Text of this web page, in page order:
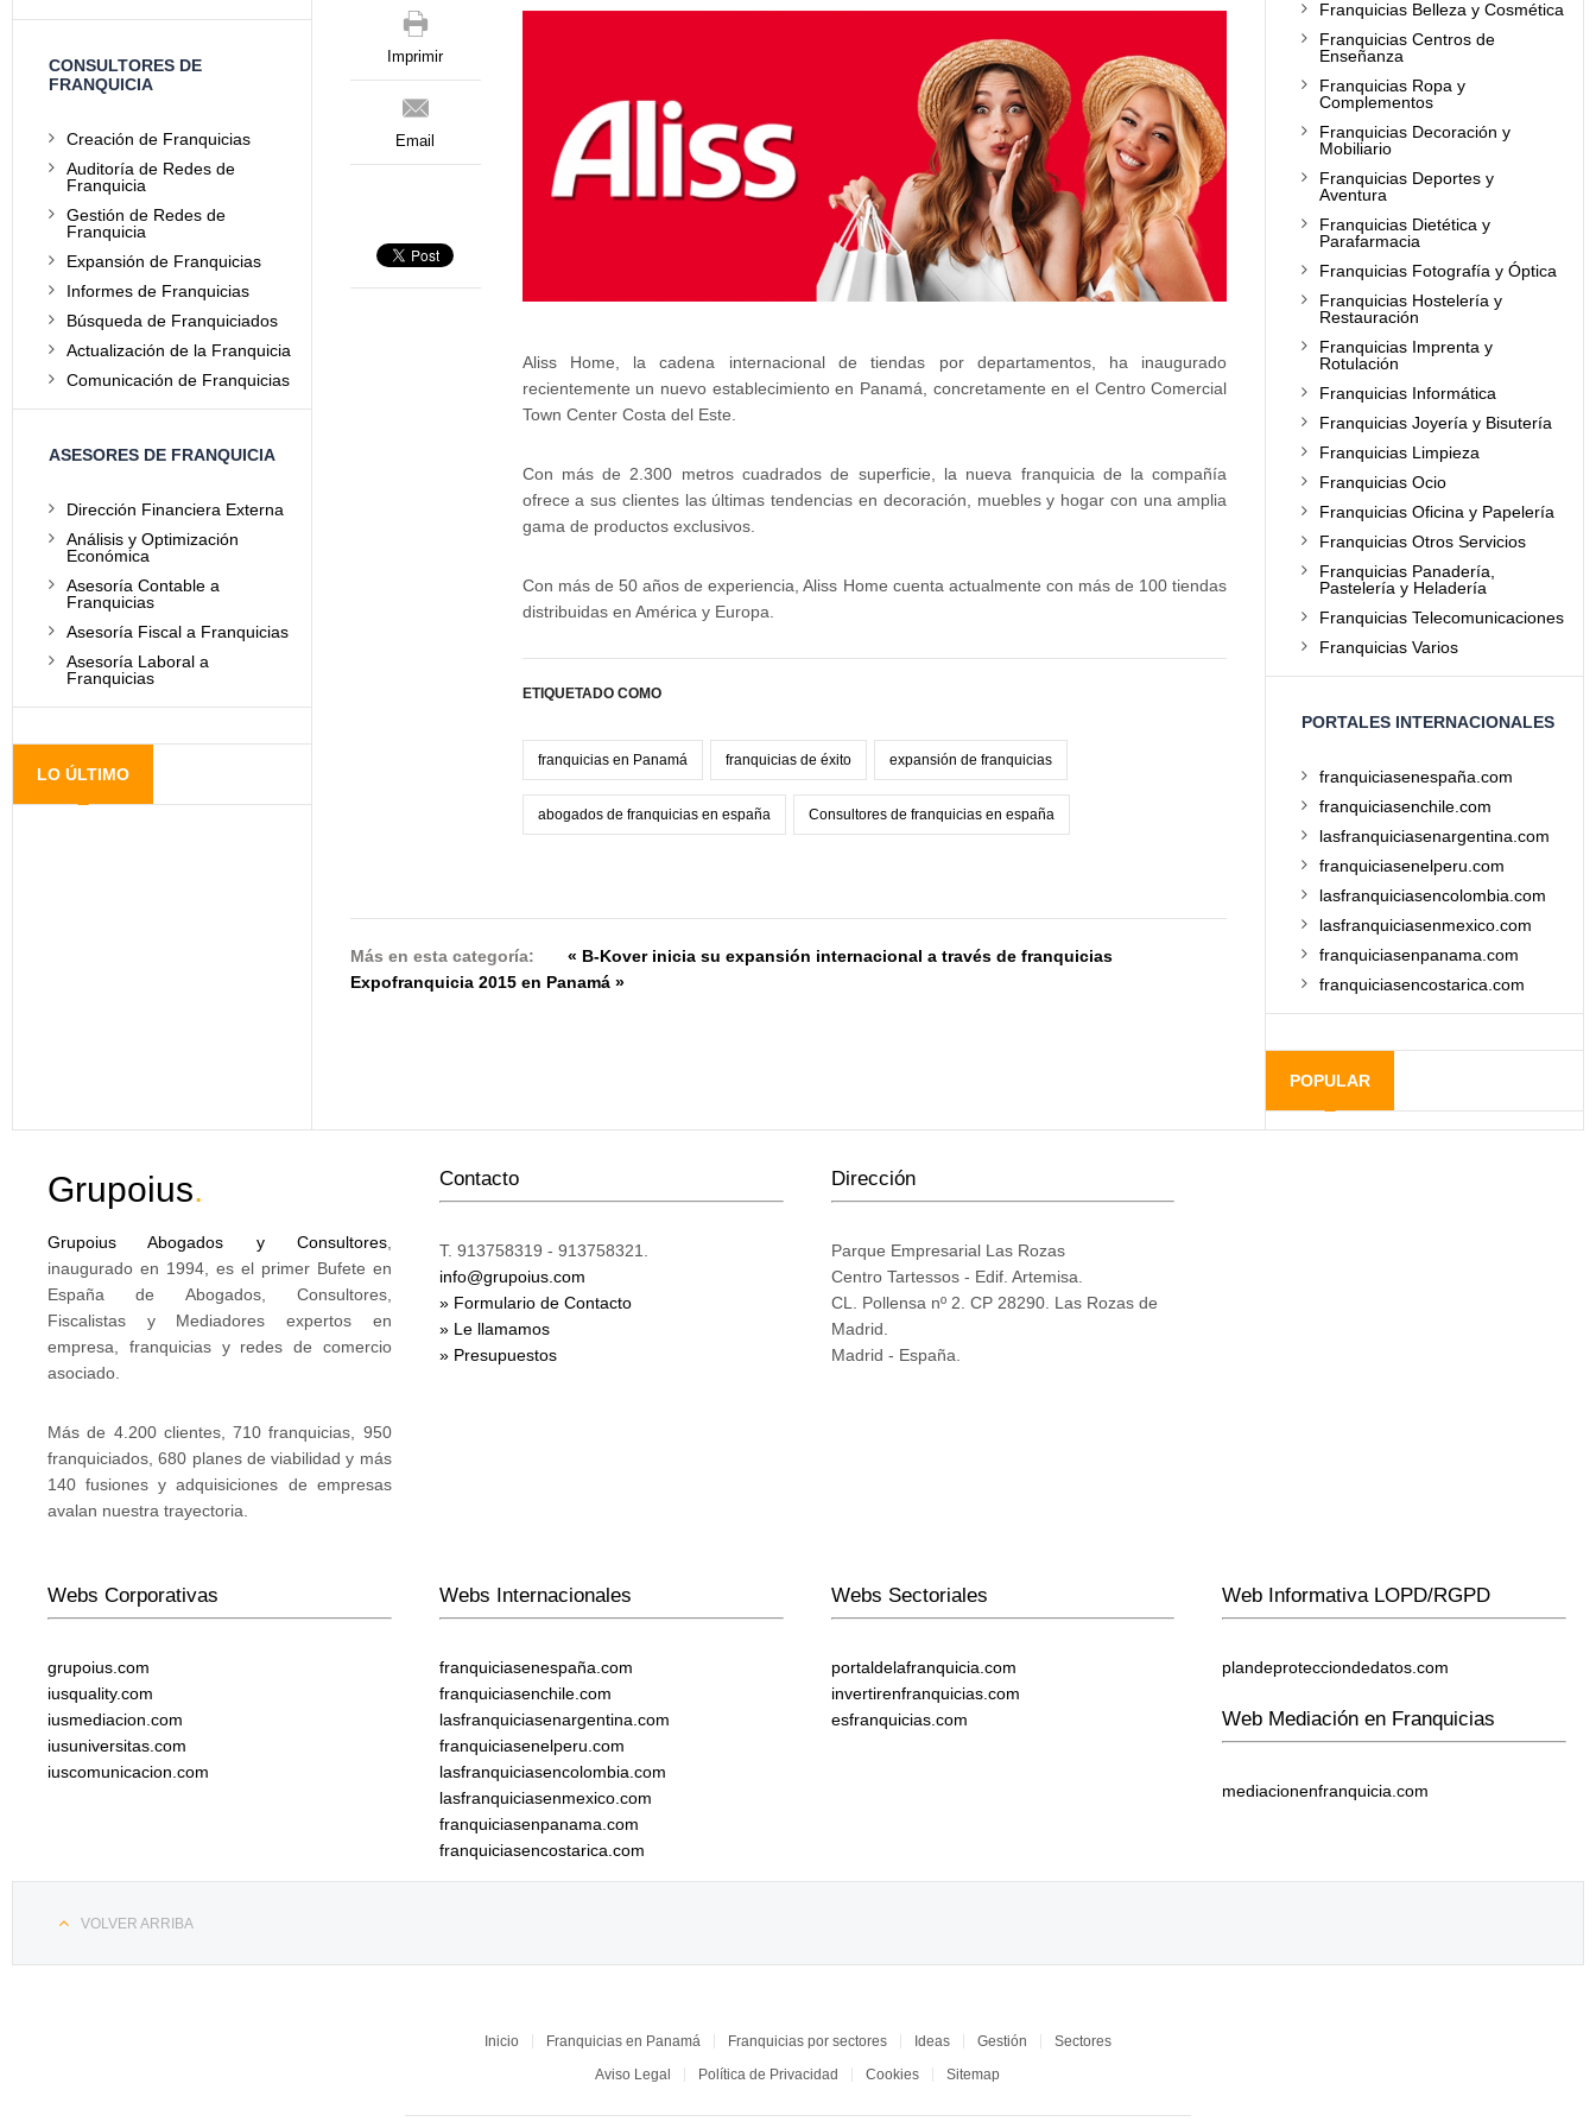
Aliss Home, la cadena internacional de tiendas por departamentos, ha inaugurado
recientemente un nuevo establecimiento en Panamá, concretamente en el Centro Comercial
Town Center Costa del Este.
Con más de 2.300 metros cuadrados de superficie, la nueva franquicia de la compañía
ofrece a sus clientes las últimas tendencias en decoración, muebles y hogar con una amplia
gama de productos exclusivos.
Con más de 50 años de experiencia, Aliss Home cuenta actualmente con más de 100 tiendas
distribuidas en América y Europa.
ETIQUETADO COMO
franquicias en Panamá franquicias de éxito expansión de franquicias
abogados de franquicias en españa Consultores de franquicias en españa
Imprimir
Email
Más en esta categoría:
« B-Kover inicia su expansión internacional a través de franquicias
Expofranquicia 2015 en Panamá »
Franquicias Belleza y Cosmética
Franquicias Centros de
Enseñanza
Franquicias Ropa y
Complementos
Franquicias Decoración y
Mobiliario
Franquicias Deportes y
Aventura
Franquicias Dietética y
Parafarmacia
Franquicias Fotografía y Óptica
Franquicias Hostelería y
Restauración
Franquicias Imprenta y
Rotulación
Franquicias Informática
Franquicias Joyería y Bisutería
Franquicias Limpieza
Franquicias Ocio
Franquicias Oficina y Papelería
Franquicias Otros Servicios
Franquicias Panadería,
Pastelería y Heladería
Franquicias Telecomunicaciones
Franquicias Varios
PORTALES INTERNACIONALES
franquiciasenespaña.com
franquiciasenchile.com
lasfranquiciasenargentina.com
franquiciasenelperu.com
lasfranquiciasencolombia.com
lasfranquiciasenmexico.com
franquiciasenpanama.com
franquiciasencostarica.com
POPULAR
CONSULTORES DE
FRANQUICIA
Creación de Franquicias
Auditoría de Redes de
Franquicia
Gestión de Redes de
Franquicia
Expansión de Franquicias
Informes de Franquicias
Búsqueda de Franquiciados
Actualización de la Franquicia
Comunicación de Franquicias
ASESORES DE FRANQUICIA
Dirección Financiera Externa
Análisis y Optimización
Económica
Asesoría Contable a
Franquicias
Asesoría Fiscal a Franquicias
Asesoría Laboral a
Franquicias
LO ÚLTIMO
Grupoius.
Grupoius Abogados y Consultores,
inaugurado en 1994, es el primer Bufete en
España de Abogados, Consultores,
Fiscalistas y Mediadores expertos en
empresa, franquicias y redes de comercio
asociado.
Más de 4.200 clientes, 710 franquicias, 950
franquiciados, 680 planes de viabilidad y más
140 fusiones y adquisiciones de empresas
avalan nuestra trayectoria.
Contacto
T. 913758319 - 913758321.
info@grupoius.com
» Formulario de Contacto
» Le llamamos
» Presupuestos
Dirección
Parque Empresarial Las Rozas
Centro Tartessos - Edif. Artemisa.
CL. Pollensa nº 2. CP 28290. Las Rozas de
Madrid.
Madrid - España.
Webs Corporativas
grupoius.com
iusquality.com
iusmediacion.com
iusuniversitas.com
iuscomunicacion.com
Webs Internacionales
franquiciasenespaña.com
franquiciasenchile.com
lasfranquiciasenargentina.com
franquiciasenelperu.com
lasfranquiciasencolombia.com
lasfranquiciasenmexico.com
franquiciasenpanama.com
franquiciasencostarica.com
Webs Sectoriales
portaldelafranquicia.com
invertirenfranquicias.com
esfranquicias.com
Web Informativa LOPD/RGPD
plandeprotecciondedatos.com
Web Mediación en Franquicias
mediacionenfranquicia.com
VOLVER ARRIBA
Inicio Franquicias en Panamá Franquicias por sectores Ideas Gestión
Sectores
Aviso Legal
Política de Privacidad Cookies Sitemap